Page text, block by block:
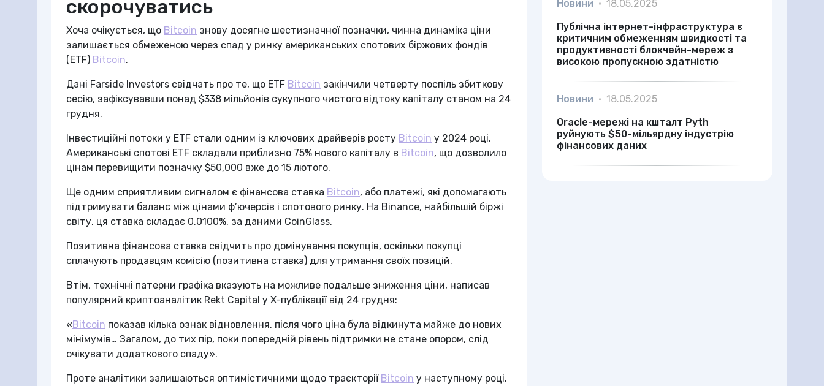
скорочуватись
Хоча очікується, що Bitcoin знову досягне шестизначної позначки, чинна динаміка ціни
залишається обмеженою через спад у ринку американських спотових біржових фондів
(ETF) Bitcoin.
Дані Farside Investors свідчать про те, що ETF Bitcoin закінчили четверту поспіль збиткову
сесію, зафіксувавши понад $338 мільйонів сукупного чистого відтоку капіталу станом на 24
грудня.
Інвестиційні потоки у ETF стали одним із ключових драйверів росту Bitcoin у 2024 році.
Американські спотові ETF складали приблизно 75% нового капіталу в Bitcoin, що дозволило
цінам перевищити позначку $50,000 вже до 15 лютого.
Ще одним сприятливим сигналом є фінансова ставка Bitcoin, або платежі, які допомагають
підтримувати баланс між цінами ф’ючерсів і спотового ринку. На Binance, найбільшій біржі
світу, ця ставка складає 0.0100%, за даними CoinGlass.
Позитивна фінансова ставка свідчить про домінування покупців, оскільки покупці
сплачують продавцям комісію (позитивна ставка) для утримання своїх позицій.
Втім, технічні патерни графіка вказують на можливе подальше зниження ціни, написав
популярний криптоаналітик Rekt Capital у X-публікації від 24 грудня:
«Bitcoin показав кілька ознак відновлення, після чого ціна була відкинута майже до нових
мінімумів… Загалом, до тих пір, поки попередній рівень підтримки не стане опором, слід
очікувати додаткового спаду».
Проте аналітики залишаються оптимістичними щодо траєкторії Bitcoin у наступному році.
Новини • 18.05.2025
Публічна інтернет-інфраструктура є
критичним обмеженням швидкості та
продуктивності блокчейн-мереж з
високою пропускною здатністю
Новини • 18.05.2025
Oracle-мережі на кшталт Pyth
руйнують $50-мільярдну індустрію
фінансових даних